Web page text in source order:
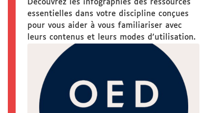
Découvrez les infographies des ressources
essentielles dans votre discipline conçues
pour vous aider à vous familiariser avec
leurs contenus et leurs modes d'utilisation.